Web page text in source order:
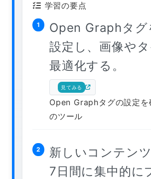
学習の要点
1
Open Graphタグ
設定し、画像や
最適化する。
見てみる
Open Graphタグの設定を
のツール
2
新しいコンテン
7日間に集中的に